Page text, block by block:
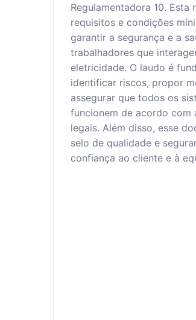
Regulamentadora 10. Esta
requisitos e condições
garantir a segurança e a
trabalhadores que
eletricidade. O laudo é
identificar riscos, propor
assegurar que todos os
funcionem de acordo com
legais. Além disso, esse
selo de qualidade e
confiança ao cliente e à